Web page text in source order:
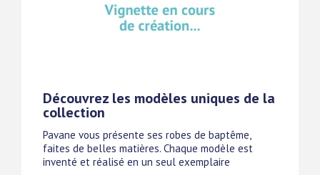
Découvrez les modèles uniques de la
collection
Pavane vous présente ses robes de baptême,
faites de belles matières. Chaque modèle est
inventé et réalisé en un seul exemplaire